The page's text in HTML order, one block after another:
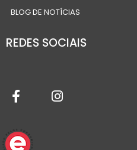
BLOG DE NOTÍCIAS
REDES SOCIAIS